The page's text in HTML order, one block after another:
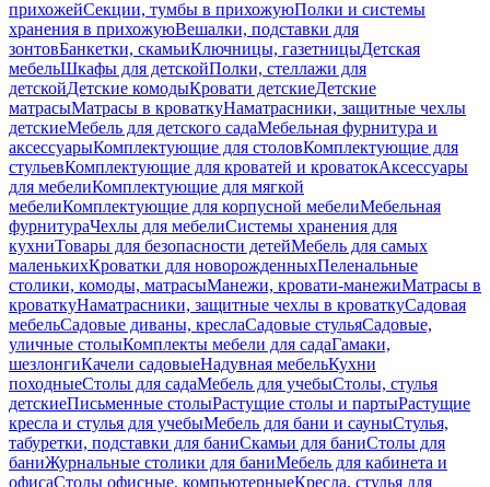
прихожейСекции, тумбы в прихожуюПолки и системы
хранения в прихожуюВешалки, подставки для
зонтовБанкетки, скамьиКлючницы, газетницыДетская
мебельШкафы для детскойПолки, стеллажи для
детскойДетские комодыКровати детскиеДетские
матрасыМатрасы в кроваткуНаматрасники, защитные чехлы
детскиеМебель для детского садаМебельная фурнитура и
аксессуарыКомплектующие для столовКомплектующие для
стульевКомплектующие для кроватей и кроватокАксессуары
для мебелиКомплектующие для мягкой
мебелиКомплектующие для корпусной мебелиМебельная
фурнитураЧехлы для мебелиСистемы хранения для
кухниТовары для безопасности детейМебель для самых
маленькихКроватки для новорожденныхПеленальные
столики, комоды, матрасыМанежи, кровати-манежиМатрасы в
кроваткуНаматрасники, защитные чехлы в кроваткуСадовая
мебельСадовые диваны, креслаСадовые стульяСадовые,
уличные столыКомплекты мебели для садаГамаки,
шезлонгиКачели садовыеНадувная мебельКухни
походныеСтолы для садаМебель для учебыСтолы, стулья
детскиеПисьменные столыРастущие столы и партыРастущие
кресла и стулья для учебыМебель для бани и сауныСтулья,
табуретки, подставки для баниСкамьи для баниСтолы для
баниЖурнальные столики для баниМебель для кабинета и
офисаСтолы офисные, компьютерныеКресла, стулья для